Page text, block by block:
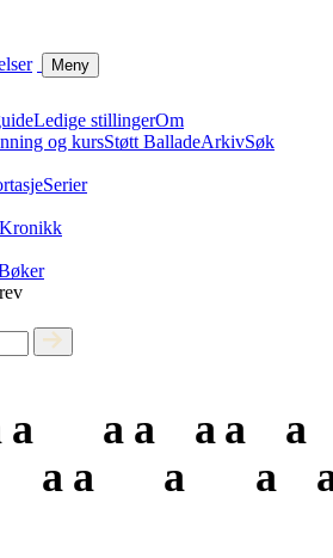
Meny
Ledige stillingerOm
og kursStøtt BalladeArkivSøk
Serier
Kronikk
a
a
a
a
a
a